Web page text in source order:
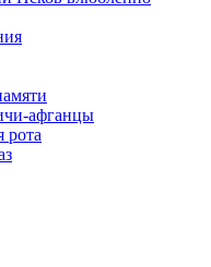
афганцы
рота